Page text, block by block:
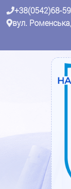
+38(0542)68-
вул.